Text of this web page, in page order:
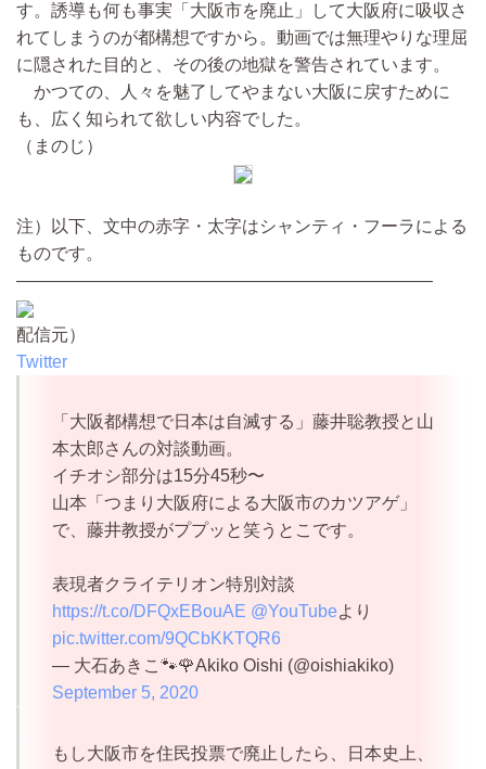
す。誘導も何も事実「大阪市を廃止」して大阪府に吸収さ
れてしまうのが都構想ですから。動画では無理やりな理屈
に隠された目的と、その後の地獄を警告されています。
かつての、人々を魅了してやまない大阪に戻すために
も、広く知られて欲しい内容でした。
（まのじ）
注）以下、文中の赤字・太字はシャンティ・フーラによる
ものです。
————————————————————————
配信元）
Twitter
「大阪都構想で日本は自滅する」藤井聡教授と山
本太郎さんの対談動画。
イチオシ部分は15分45秒〜
山本「つまり大阪府による大阪市のカツアゲ」
で、藤井教授がププッと笑うとこです。
表現者クライテリオン特別対談
https://t.co/DFQxEBouAE @YouTubeより
pic.twitter.com/9QCbKKTQR6
— 大石あきこ🐾🌹Akiko Oishi (@oishiakiko)
September 5, 2020
もし大阪市を住民投票で廃止したら、日本史上、